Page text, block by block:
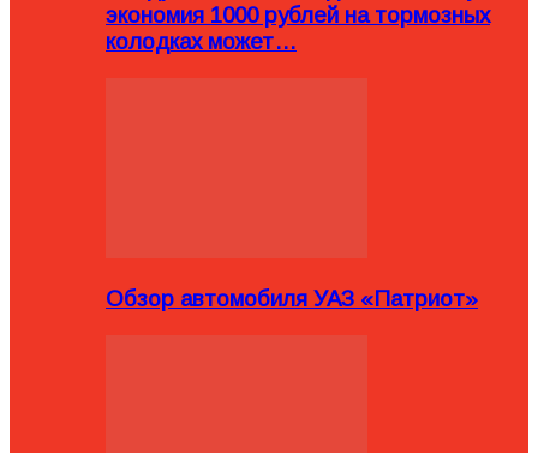
экономия 1000 рублей на тормозных
колодках может…
Обзор автомобиля УАЗ «Патриот»